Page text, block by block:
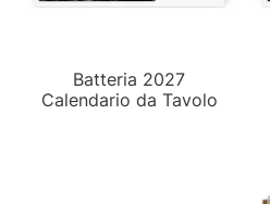
Batteria 2027
Calendario da Tavolo